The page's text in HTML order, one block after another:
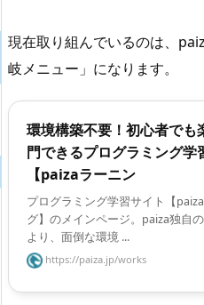
現在取り組んでいるのは、
岐メニュー」になります。
環境構築不要！初心者でも
門できるプログラミング学
【paizaラーニン
プログラミング学習サイト【
グ】のメインページ。paiza独自
より、面倒な環境 ...
https://paiza.jp/works